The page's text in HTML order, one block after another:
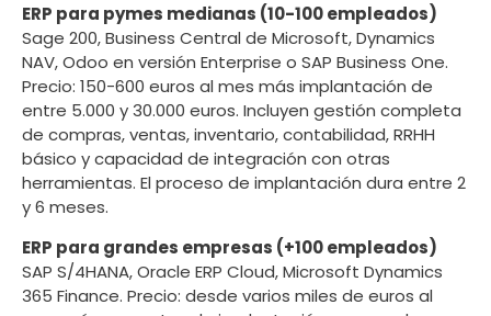
ERP para pymes medianas (10-100 empleados)
Sage 200, Business Central de Microsoft, Dynamics
NAV, Odoo en versión Enterprise o SAP Business One.
Precio: 150-600 euros al mes más implantación de
entre 5.000 y 30.000 euros. Incluyen gestión completa
de compras, ventas, inventario, contabilidad, RRHH
básico y capacidad de integración con otras
herramientas. El proceso de implantación dura entre 2
y 6 meses.
ERP para grandes empresas (+100 empleados)
SAP S/4HANA, Oracle ERP Cloud, Microsoft Dynamics
365 Finance. Precio: desde varios miles de euros al